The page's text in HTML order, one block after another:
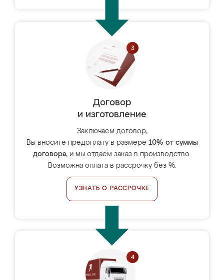
Договор
и изготовление
Заключаем договор,
Вы вносите предоплату в размере 10% от суммы
договора, и мы отдаём заказ в производство.
Возможна оплата в рассрочку без %.
УЗНАТЬ О РАССРОЧКЕ